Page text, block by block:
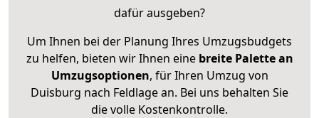
dafür ausgeben?
Um Ihnen bei der Planung Ihres Umzugsbudgets
zu helfen, bieten wir Ihnen eine breite Palette an
Umzugsoptionen, für Ihren Umzug von
Duisburg nach Feldlage an. Bei uns behalten Sie
die volle Kostenkontrolle.